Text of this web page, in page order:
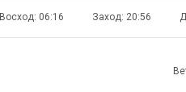
Восход: 06:16 Заход: 20:56